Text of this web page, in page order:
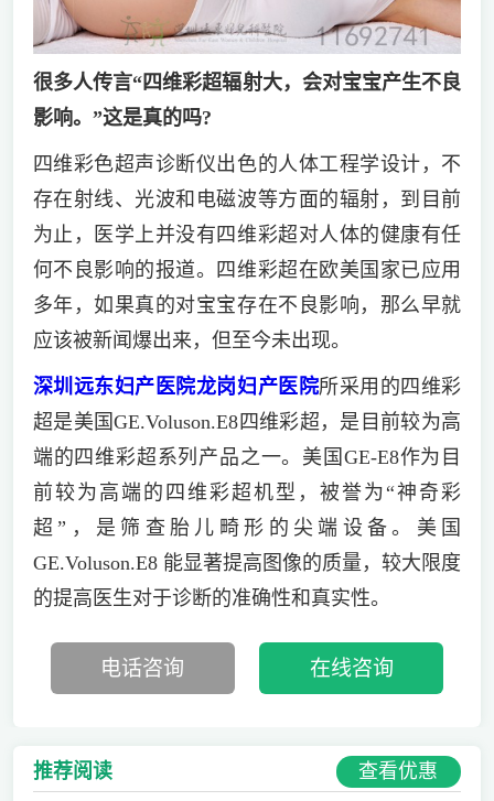
很多人传言“四维彩超辐射大，会对宝宝产生不良
影响。”这是真的吗?
四维彩色超声诊断仪出色的人体工程学设计，不
存在射线、光波和电磁波等方面的辐射，到目前
为止，医学上并没有四维彩超对人体的健康有任
何不良影响的报道。四维彩超在欧美国家已应用
多年，如果真的对宝宝存在不良影响，那么早就
应该被新闻爆出来，但至今未出现。
深圳远东妇产医院龙岗妇产医院所采用的四维彩
超是美国GE.Voluson.E8四维彩超，是目前较为高
端的四维彩超系列产品之一。美国GE-E8作为目
前较为高端的四维彩超机型，被誉为“神奇彩
超”，是筛查胎儿畸形的尖端设备。美国
GE.Voluson.E8 能显著提高图像的质量，较大限度
的提高医生对于诊断的准确性和真实性。
电话咨询 在线咨询
推荐阅读 查看优惠